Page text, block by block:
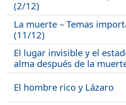
(2/12)
La muerte – Temas
(11/12)
El lugar invisible y el
alma después de la
El hombre rico y Lázaro